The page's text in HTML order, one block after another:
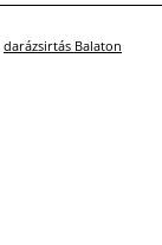
darázsirtás Balaton